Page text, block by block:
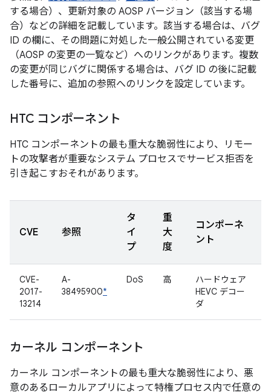
する場合）、更新対象の AOSP バージョン（該当する場
合）などの詳細を記載しています。該当する場合は、バグ
ID の欄に、その問題に対処した一般公開されている変更
（AOSP の変更の一覧など）へのリンクがあります。複数
の変更が同じバグに関係する場合は、バグ ID の後に記載
した番号に、追加の参照へのリンクを設定しています。
HTC コンポーネント
HTC コンポーネントの最も重大な脆弱性により、リモー
トの攻撃者が重要なシステム プロセスでサービス拒否を
引き起こすおそれがあります。
CVE 参照
タ
イ
プ
重
大
度
コンポーネ
ント
CVE-
2017-
13214
A-
38495900*
DoS 高
ハードウェア
HEVC デコー
ダ
カーネル コンポーネント
カーネル コンポーネントの最も重大な脆弱性により、悪
意のあるローカルアプリによって特権プロセス内で任意の